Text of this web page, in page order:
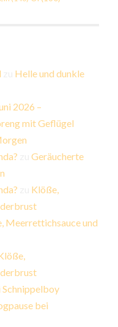
Helle und dunkle
2026 –
mit Geflügel
zuGeräucherte
Klöße,
Meerrettichsauce und
Schnippelboy
bei